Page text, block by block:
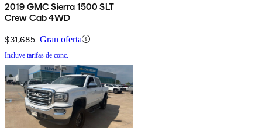
2019 GMC Sierra 1500 SLT
Crew Cab 4WD
$31,685 Gran oferta
Incluye tarifas de conc.